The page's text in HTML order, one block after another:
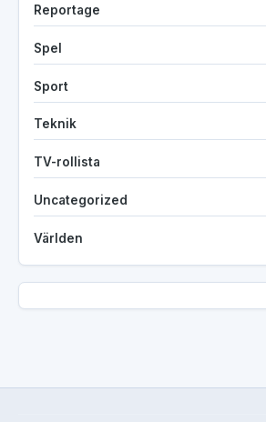
Reportage
Spel
Sport
Teknik
TV-rollista
Uncategorized
Världen